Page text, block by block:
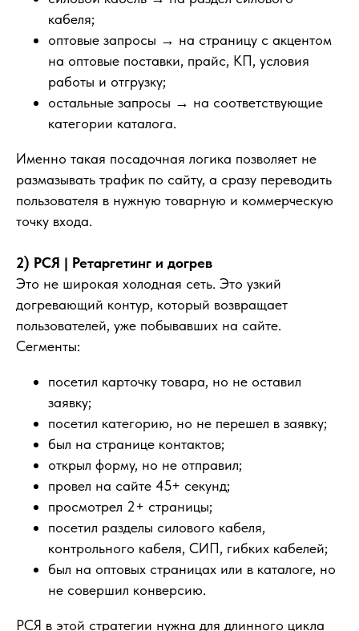
кабеля;
оптовые запросы → на страницу с акцентом
на оптовые поставки, прайс, КП, условия
работы и отгрузку;
остальные запросы → на соответствующие
категории каталога.
Именно такая посадочная логика позволяет не
размазывать трафик по сайту, а сразу переводить
пользователя в нужную товарную и коммерческую
точку входа.
2) РСЯ | Ретаргетинг и догрев
Это не широкая холодная сеть. Это узкий
догревающий контур, который возвращает
пользователей, уже побывавших на сайте.
Сегменты:
посетил карточку товара, но не оставил
заявку;
посетил категорию, но не перешел в заявку;
был на странице контактов;
открыл форму, но не отправил;
провел на сайте 45+ секунд;
просмотрел 2+ страницы;
посетил разделы силового кабеля,
контрольного кабеля, СИП, гибких кабелей;
был на оптовых страницах или в каталоге, но
не совершил конверсию.
РСЯ в этой стратегии нужна для длинного цикла